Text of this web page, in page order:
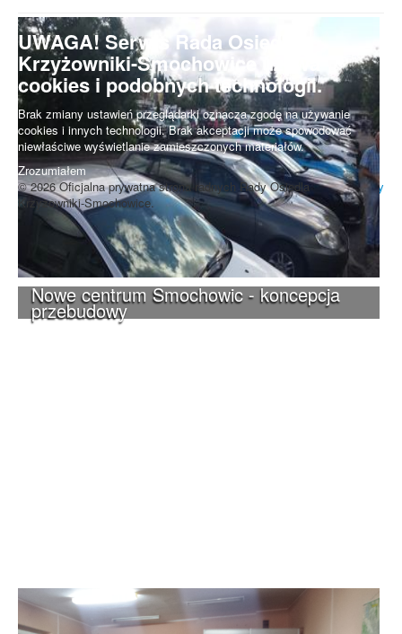
Nowe centrum Smochowic - koncepcja
przebudowy
UWAGA! Serwis Rada Osiedla
Krzyżowniki-Smochowice używa
cookies i podobnych technologii.
Brak zmiany ustawień przeglądarki oznacza zgodę na używanie
cookies i innych technologii. Brak akceptacji może spowodować
niewłaściwe wyświetlanie zamieszczonych materiałów.
Zrozumiałem
Do góry
© 2026 Oficjalna prywatna strona radnych Rady Osiedla
Krzyżowniki-Smochowice.